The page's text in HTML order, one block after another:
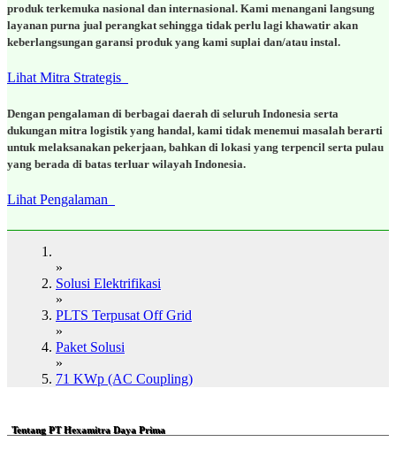
produk terkemuka nasional dan internasional. Kami menangani langsung
layanan purna jual perangkat sehingga tidak perlu lagi khawatir akan
keberlangsungan garansi produk yang kami suplai dan/atau instal.
Lihat Mitra Strategis
Dengan pengalaman di berbagai daerah di seluruh Indonesia serta
dukungan mitra logistik yang handal, kami tidak menemui masalah berarti
untuk melaksanakan pekerjaan, bahkan di lokasi yang terpencil serta pulau
yang berada di batas terluar wilayah Indonesia.
Lihat Pengalaman
»
Solusi Elektrifikasi
»
PLTS Terpusat Off Grid
»
Paket Solusi
»
71 KWp (AC Coupling)
Tentang PT Hexamitra Daya Prima